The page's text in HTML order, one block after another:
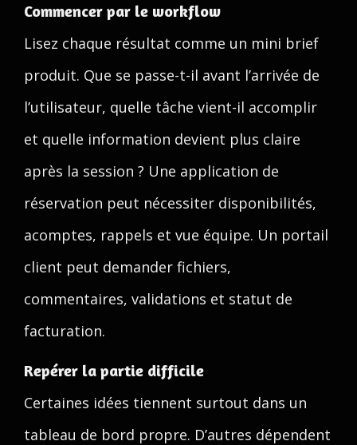
Commencer par le workflow
Lisez chaque résultat comme un mini brief
produit. Que se passe-t-il avant l’arrivée de
l’utilisateur, quelle tâche vient-il accomplir
et quelle information devient plus claire
après la session ? Une application de
réservation peut nécessiter disponibilités,
acomptes, rappels et vue équipe. Un portail
client peut demander fichiers,
commentaires, validations et statut de
facturation.
Repérer la partie difficile
Certaines idées tiennent surtout dans un
tableau de bord propre. D’autres dépendent